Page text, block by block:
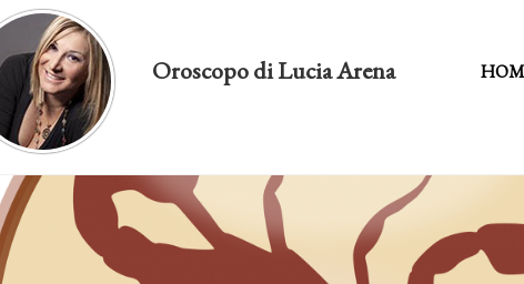
Oroscopo di Lucia Arena